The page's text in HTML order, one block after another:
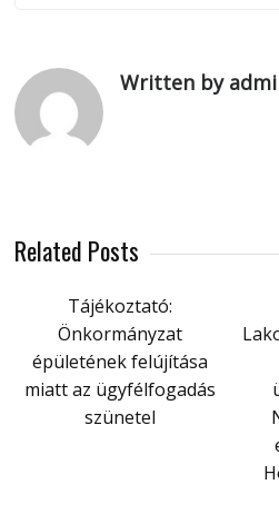
Written by
Related Posts
Tájékoztató:
Önkormányzat
épületének felújítása
miatt az ügyfélfogadás
szünetel